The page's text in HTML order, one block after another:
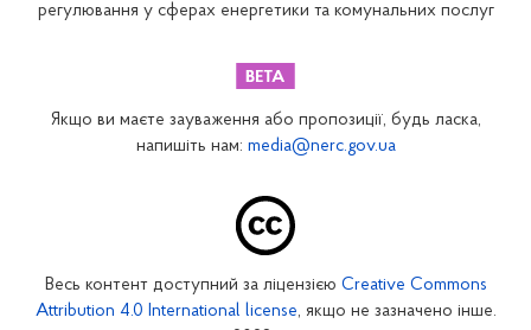
регулювання у сферах енергетики та комунальних послуг
Якщо ви маєте зауваження або пропозиції, будь ласка,
напишіть нам: media@nerc.gov.ua
Весь контент доступний за ліцензією Creative Commons
Attribution 4.0 International license, якщо не зазначено інше.